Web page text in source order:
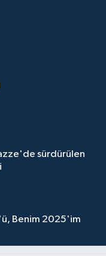
sürdürülen
Benim 2025'im